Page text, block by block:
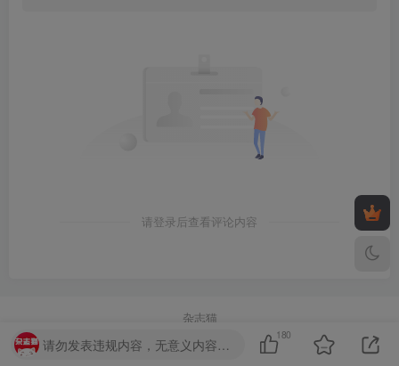
请登录后查看评论内容
杂志猫
一个提供热门日本电子杂志下载的网站，分享高清PDF
请勿发表违规内容，无意义内容。~~o( =∩ω∩= )m
180